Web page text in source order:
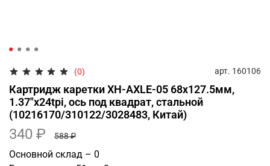
(0) арт. 160106
Картридж каретки XH-AXLE-05 68x127.5мм,
1.37"x24tpi, ось под квадрат, стальной
(10216170/310122/3028483, Китай)
340 ₽ 588 ₽
Основной склад – 0